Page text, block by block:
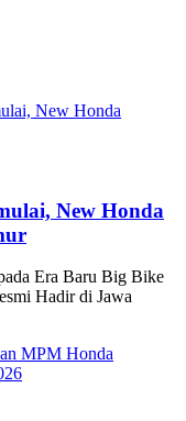
New Honda
Era Baru Big Bike
Hadir di Jawa